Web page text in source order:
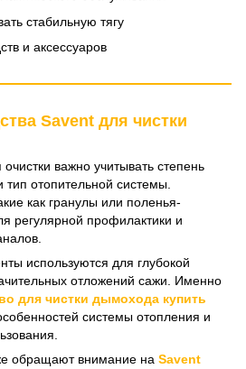
стабильную тягу
и аксессуаров
Savent для чистки
важно учитывать степень
отопительной системы.
как гранулы или поленья-
регулярной профилактики и
используются для глубокой
отложений сажи. Именно
для чистки дымохода купить
системы отопления и
обращают внимание на Savent